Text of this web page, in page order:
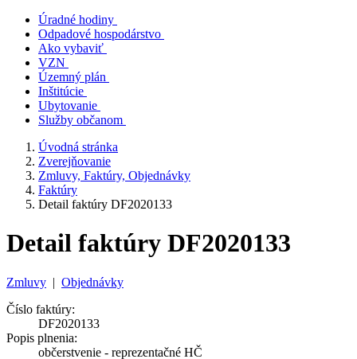
Úradné hodiny
Odpadové hospodárstvo
Ako vybaviť
VZN
Územný plán
Inštitúcie
Ubytovanie
Služby občanom
Úvodná stránka
Zverejňovanie
Zmluvy, Faktúry, Objednávky
Faktúry
Detail faktúry DF2020133
Detail faktúry DF2020133
Zmluvy | Objednávky
Číslo faktúry:
DF2020133
Popis plnenia:
občerstvenie - reprezentačné HČ